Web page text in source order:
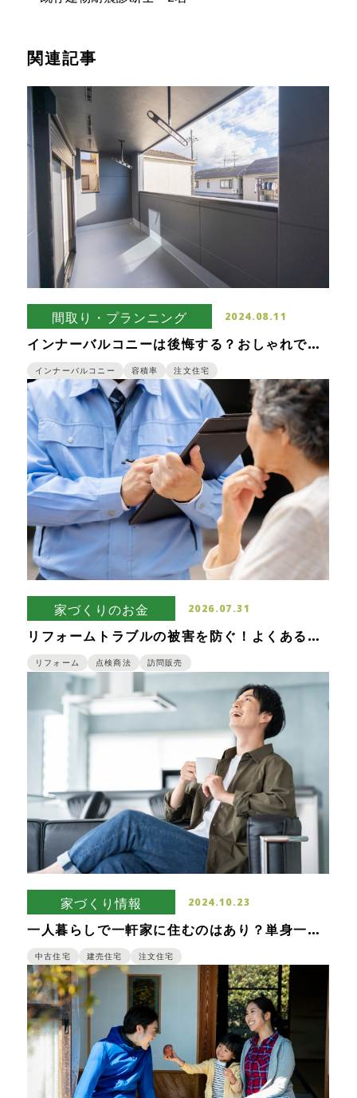
関連記事
間取り・プランニング 2024.08.11
インナーバルコニーは後悔する？おしゃれで便
利なインナーバルコニーのメリット・デメリッ
トインナーバルコニー 容積率 注文住宅
家づくりのお金 2026.07.31
リフォームトラブルの被害を防ぐ！よくある悪
徳業者の手口を紹介
リフォーム 点検商法 訪問販売
家づくり情報 2024.10.23
一人暮らしで一軒家に住むのはあり？単身一戸
建てのメリット・デメリット
中古住宅 建売住宅 注文住宅